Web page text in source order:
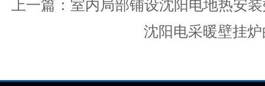
上一篇： 室内局部铺设沈阳电地热安
沈阳电采暖壁挂